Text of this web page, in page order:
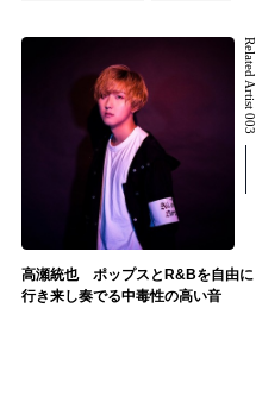
Related Artist 003
高瀬統也 ポップスとR&Bを自由に
行き来し奏でる中毒性の高い音